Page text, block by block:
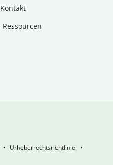
Kontakt
Ressourcen
Urheberrechtsrichtlinie